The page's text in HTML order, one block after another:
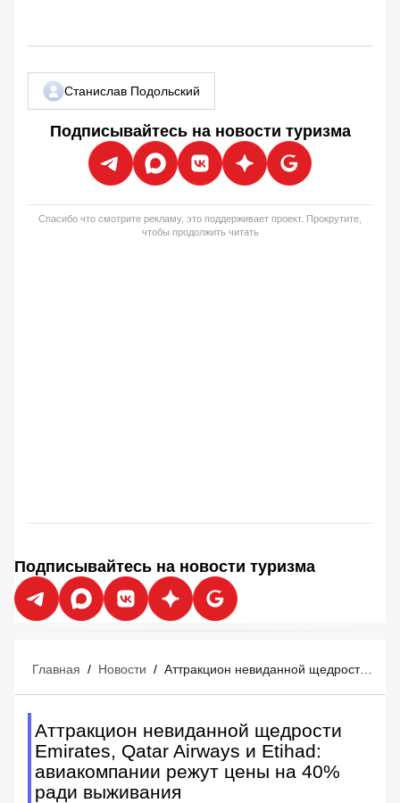
Станислав Подольский
Подписывайтесь на новости туризма
Спасибо что смотрите рекламу, это поддерживает проект. Прокрутите,
чтобы продолжить читать
Подписывайтесь на новости туризма
Главная / Новости / Аттракцион невиданной щедрости Emirates, Qatar Airways и Etihad: авиакомпании режут цены на 40% ради выживания
Аттракцион невиданной щедрости
Emirates, Qatar Airways и Etihad:
авиакомпании режут цены на 40%
ради выживания